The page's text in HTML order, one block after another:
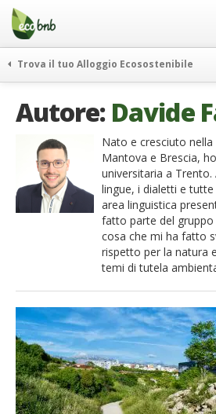
Menu
Salta
contenuto
Offerte Speciali
Regali
Chi Siamo
Partner
English
Spanish
French
Italiano
Trova il tuo Alloggio Ecosostenibile
itinerari
curiosità
vivere e viaggiare verde
news ed eventi
ecohotel
rassegna stampa
Autore: Davide
Nato e cresciuto
Mantova e Brescia,
universitaria a
lingue, i dialetti e
area linguistica
fatto parte del
cosa che mi ha fatto
rispetto per la natura
temi di tutela